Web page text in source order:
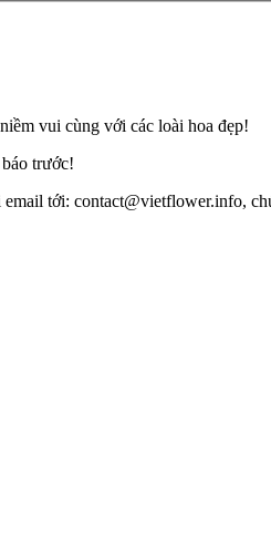
vui cùng với các loài hoa đẹp!
trước!
tới: contact@vietflower.info,